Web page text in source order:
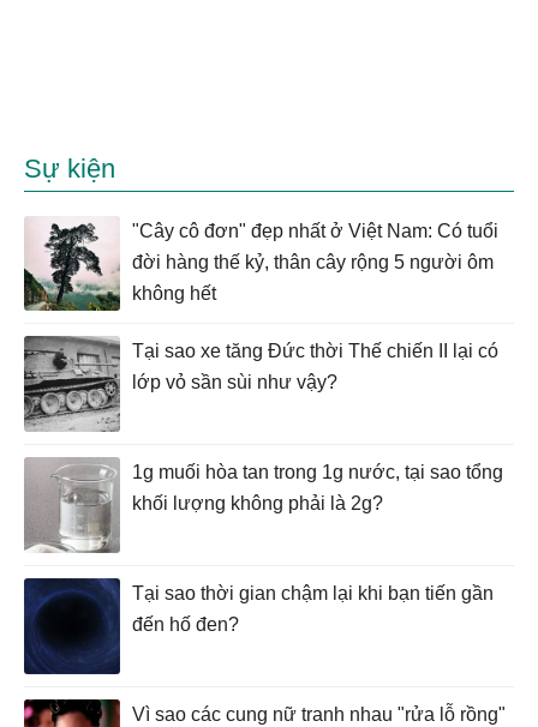
Sự kiện
"Cây cô đơn" đẹp nhất ở Việt Nam: Có tuổi
đời hàng thế kỷ, thân cây rộng 5 người ôm
không hết
Tại sao xe tăng Đức thời Thế chiến II lại có
lớp vỏ sần sùi như vậy?
1g muối hòa tan trong 1g nước, tại sao tổng
khối lượng không phải là 2g?
Tại sao thời gian chậm lại khi bạn tiến gần
đến hố đen?
Vì sao các cung nữ tranh nhau "rửa lỗ rồng"